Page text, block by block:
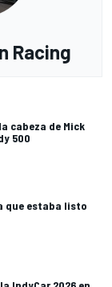
Racing
cabeza de Mick
500
que estaba listo